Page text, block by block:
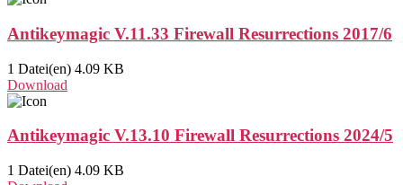
Antikeymagic V.11.33 Firewall Resurrections 2017/6
1 Datei(en) 4.09 KB
Download
Antikeymagic V.13.10 Firewall Resurrections 2024/5
1 Datei(en) 4.09 KB